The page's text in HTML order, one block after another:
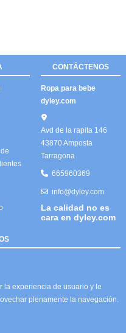
CONTÁCTENOS
Ropa para bebe
dyley.com
Avd de la rapita 146
43870 Amposta
Tarragona
665960369
info@dyley.com
La calidad no es
cara en dyley.com
la experiencia de usuario y le
plenamente la navegación.